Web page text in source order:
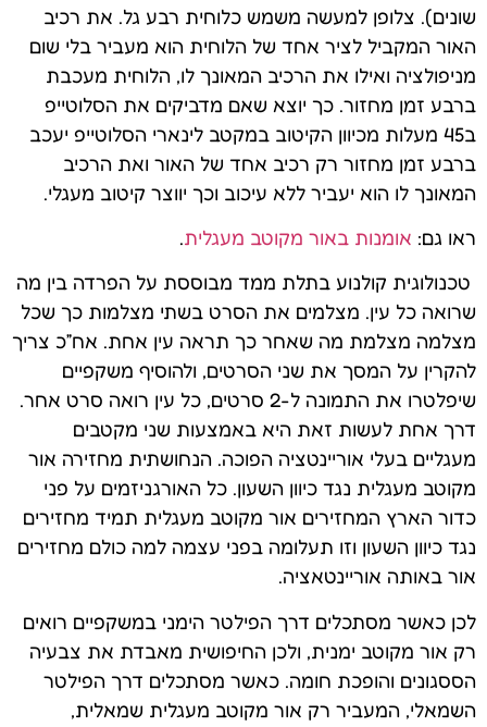
שונים). צלופן למעשה משמש כלוחית רבע גל. את רכיב
האור המקביל לציר אחד של הלוחית הוא מעביר בלי שום
מניפולציה ואילו את הרכיב המאונך לו, הלוחית מעכבת
ברבע זמן מחזור. כך יוצא שאם מדביקים את הסלוטייפ
ב45 מעלות מכיוון הקיטוב במקטב לינארי הסלוטייפ יעכב
ברבע זמן מחזור רק רכיב אחד של האור ואת הרכיב
המאונך לו הוא יעביר ללא עיכוב וכך יווצר קיטוב מעגלי.
ראו גם: אומנות באור מקוטב מעגלית.
טכנולוגית קולנוע בתלת ממד מבוססת על הפרדה בין מה
שרואה כל עין. מצלמים את הסרט בשתי מצלמות כך שכל
מצלמה מצלמת מה שאחר כך תראה עין אחת. אח”כ צריך
להקרין על המסך את שני הסרטים, ולהוסיף משקפיים
שיפלטרו את התמונה ל-2 סרטים, כל עין רואה סרט אחר.
דרך אחת לעשות זאת היא באמצעות שני מקטבים
מעגליים בעלי אוריינטציה הפוכה. הנחושתית מחזירה אור
מקוטב מעגלית נגד כיוון השעון. כל האורגניזמים על פני
כדור הארץ המחזירים אור מקוטב מעגלית תמיד מחזירים
נגד כיוון השעון וזו תעלומה בפני עצמה למה כולם מחזירים
אור באותה אוריינטאציה.
לכן כאשר מסתכלים דרך הפילטר הימני במשקפיים רואים
רק אור מקוטב ימנית, ולכן החיפושית מאבדת את צבעיה
הססגונים והופכת חומה. כאשר מסתכלים דרך הפילטר
השמאלי, המעביר רק אור מקוטב מעגלית שמאלית,